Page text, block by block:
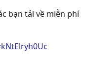
bạn tải về miễn phí